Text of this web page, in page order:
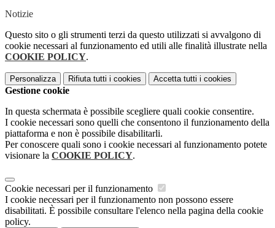
Notizie
Questo sito o gli strumenti terzi da questo utilizzati si avvalgono di
cookie necessari al funzionamento ed utili alle finalità illustrate nella
COOKIE POLICY.
Personalizza Rifiuta tutti i cookies Accetta tutti i cookies
Gestione cookie
In questa schermata è possibile scegliere quali cookie consentire.
I cookie necessari sono quelli che consentono il funzionamento della
piattaforma e non è possibile disabilitarli.
Per conoscere quali sono i cookie necessari al funzionamento potete
visionare la COOKIE POLICY.
Cookie necessari per il funzionamento
I cookie necessari per il funzionamento non possono essere
disabilitati. È possibile consultare l'elenco nella pagina della cookie
policy.